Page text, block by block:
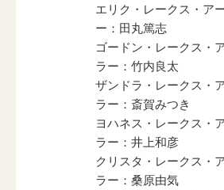
エリク・レークス・ア
ー：田丸篤志
ゴードン・レークス・
ラー：竹内良太
ザンドラ・レークス・
ラー：斎賀みつき
ヨハネス・レークス・
ラー：井上和彦
クリスタ・レークス・
ラー：桑原由気